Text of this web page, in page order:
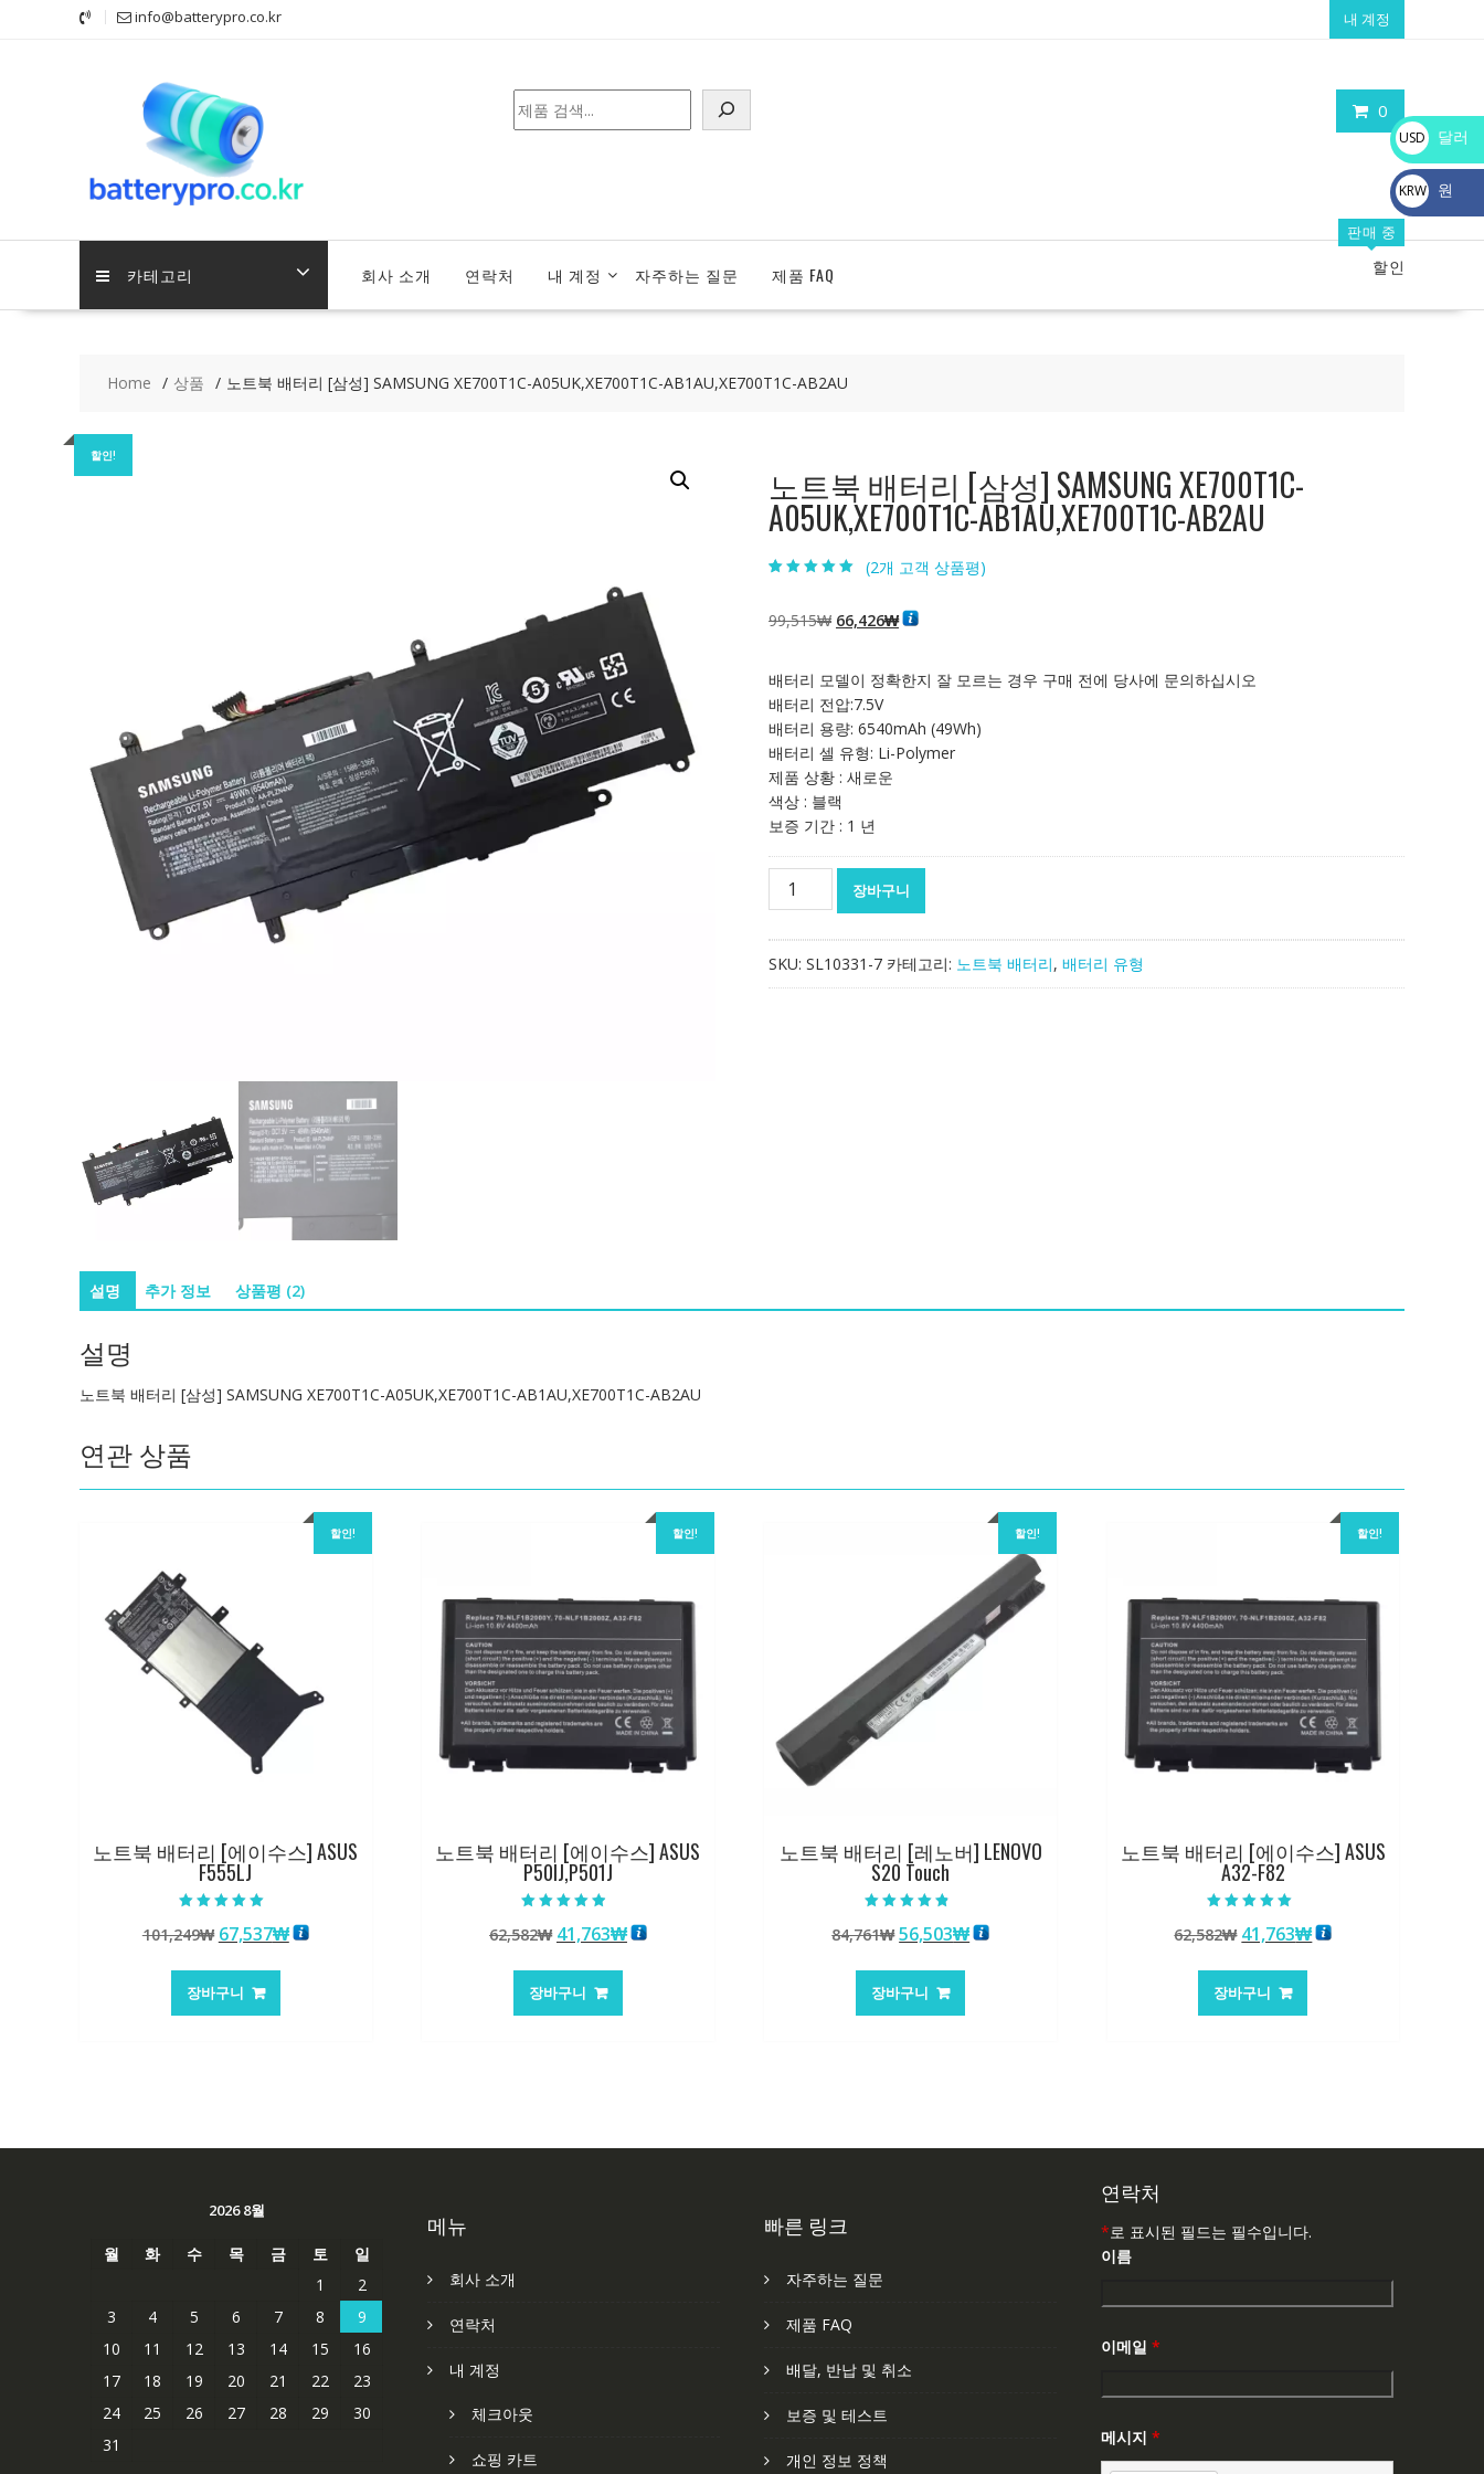
info@batterypro.co.kr 내 계정
0
검
색
카테고리 회사 소개 연락처 내 계정 자주하는 질문 제품 FAQ
판매 중
할인
Home 상품 노트북 배터리 [삼성] SAMSUNG XE700T1C-A05UK,XE700T1C-AB1AU,XE700T1C-AB2AU
할인!
노트북 배터리 [삼성] SAMSUNG XE700T1C-
A05UK,XE700T1C-AB1AU,XE700T1C-AB2AU
5점 만점에점
으로 평가됨
(2개 고객 상품평)
99,515₩ 원
격:
99,515₩
66,426₩현
격:
배터리 모델이 정확한지 잘 모르는 경우 구매 전에 당사에 문의하십시오
배터리 전압:7.5V
배터리 용량: 6540mAh (49Wh)
배터리 셀 유형: Li-Polymer
제품 상황 : 새로운
색상 : 블랙
보증 기간 : 1 년
터
장바구니
SKU: SL10331-7 카테고리: 노트북 배터리, 배터리 유형
설명 추가 정보 상품평 (2)
설명
노트북 배터리 [삼성] SAMSUNG XE700T1C-A05UK,XE700T1C-AB1AU,XE700T1C-AB2AU
연관 상품
할인!
노트북 배터리 [에이수스] ASUS
F555LJ
5.00
로 평가됨
101,249₩ 원
가
격:
67,537₩현
장바구니
할인!
노트북 배터리 [에이수스] ASUS
P50IJ,P501J
4.50
로 평가됨
62,582₩ 원
가
격:
41,763₩현
장바구니
할인!
노트북 배터리 [레노버] LENOVO
S20 Touch
4.50
로 평가됨
84,761₩ 원
가
격:
56,503₩현
장바구니
할인!
노트북 배터리 [에이수스] ASUS
A32-F82
5.00
로 평가됨
62,582₩ 원
가
격:
41,763₩현
장바구니
2026 8월
월 화 수 목 금 토
일
1
2
3
4 5 6 7 8
9
10
11 12 13 14 15
16
17
18 19 20 21 22
23
24
25 26 27 28 29
30
31
메뉴
회사 소개
연락처
내 계정
체크아웃
쇼핑 카트
빠른 링크
자주하는 질문
제품 FAQ
배달, 반납 및 취소
보증 및 테스트
개인 정보 정책
연락처
*로 표시된 필드는 필수입니다.
이름
이메일 *
메시지 *
USD
$
달러
KRW
₩
원